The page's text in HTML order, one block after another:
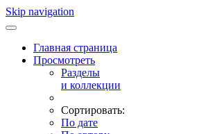
Skip navigation
Главная страница
Просмотреть
Разделы
и коллекции
Сортировать:
По дате